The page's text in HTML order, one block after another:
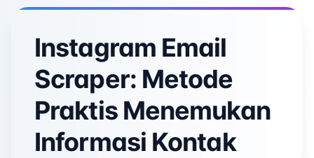
Instagram Email
Scraper: Metode
Praktis Menemukan
Informasi Kontak